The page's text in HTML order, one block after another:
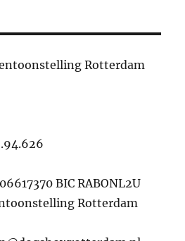
Rotterdam
BIC RABONL2U
Rotterdam